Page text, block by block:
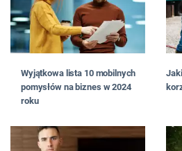
Wyjątkowa lista 10 mobilnych
pomysłów na biznes w 2024
roku